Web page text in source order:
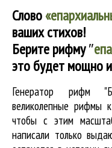
Слово
ваших стихов!
Берите рифму″
это будет мощно
Генератор рифм
великолепные рифмы
чтобы с этим
написали только